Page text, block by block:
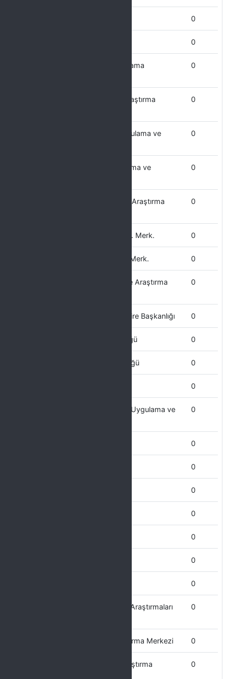
0
0
Kültür Varlıklarını Koruma ve Uygulama
0
Kongre ve Turizm Uygulama ve Araştırma
0
Kuranı Kerim Okuma ve Kıraat Uygulama ve
0
Kültür ve Sanat Çalışmaları Uygulama ve
0
Kanser Araştırmaları Uygulama ve Araştırma
0
Kariyer Planlama Uygulama ve Arş. Merk. 0
Kadın Sorunları Uygulama ve Arş. Merk. 0
Karaciğer Hastalıkları Uygulama ve Araştırma
0
Kütüphane ve Dokümantasyon Daire Başkanlığı 0
Kültür ve Kongre Merkezi Müdürlüğü 0
Koruma ve Güvenlik Şube Müdürlüğü 0
0
İmam Şafii ve Şafiilik Araştırmaları Uygulama ve
0
0
0
0
0
0
0
0
Güneydoğu Anadolu Bölgesi Kent Araştırmaları
0
Güneş Enerjisi Uygulama ve Araştırma Merkezi 0
Göç ve Yönetimi Uygulama ve Araştırma
0